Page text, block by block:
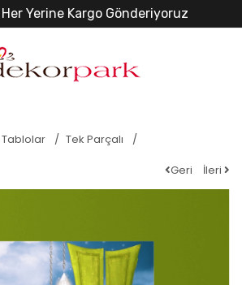
Yerine Kargo Gönderiyoruz
Tablolar
Tek Parçalı
Geri
İleri